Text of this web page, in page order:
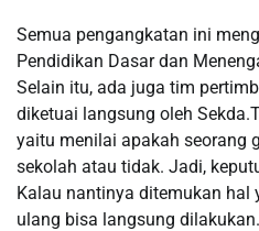
Semua pengangkatan ini
Pendidikan Dasar dan
Selain itu, ada juga tim
diketuai langsung oleh
yaitu menilai apakah seorang
sekolah atau tidak. Jadi,
Kalau nantinya ditemukan hal
ulang bisa langsung